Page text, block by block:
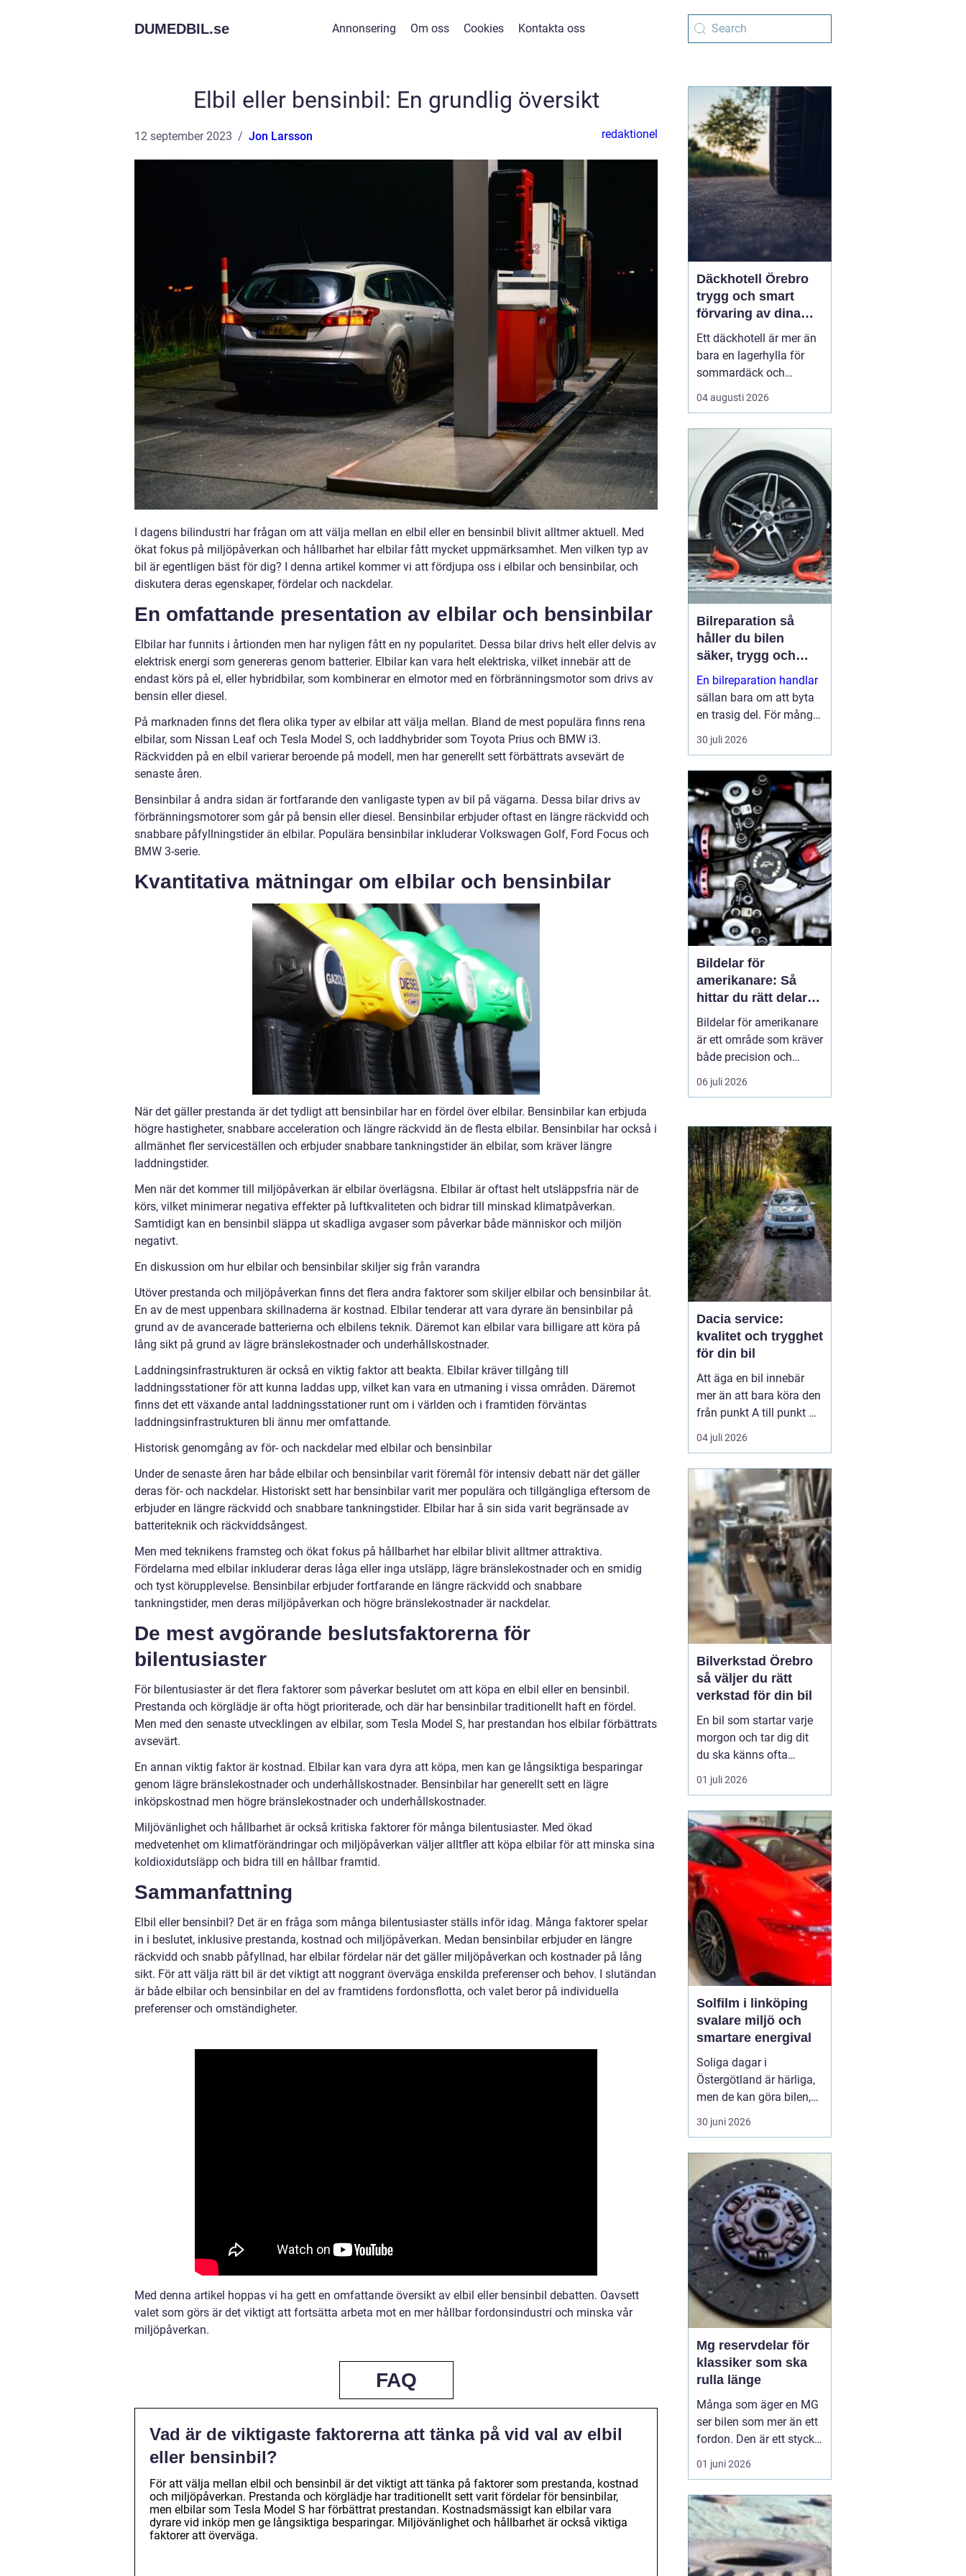
DUMEDBIL.se Annonsering Om oss Cookies Kontakta oss
Elbil eller bensinbil: En grundlig översikt
12 september 2023 Jon Larsson redaktionel
I dagens bilindustri har frågan om att välja mellan en elbil eller en bensinbil blivit alltmer aktuell. Med
ökat fokus på miljöpåverkan och hållbarhet har elbilar fått mycket uppmärksamhet. Men vilken typ av
bil är egentligen bäst för dig? I denna artikel kommer vi att fördjupa oss i elbilar och bensinbilar, och
diskutera deras egenskaper, fördelar och nackdelar.
En omfattande presentation av elbilar och bensinbilar
Elbilar har funnits i årtionden men har nyligen fått en ny popularitet. Dessa bilar drivs helt eller delvis av
elektrisk energi som genereras genom batterier. Elbilar kan vara helt elektriska, vilket innebär att de
endast körs på el, eller hybridbilar, som kombinerar en elmotor med en förbränningsmotor som drivs av
bensin eller diesel.
På marknaden finns det flera olika typer av elbilar att välja mellan. Bland de mest populära finns rena
elbilar, som Nissan Leaf och Tesla Model S, och laddhybrider som Toyota Prius och BMW i3.
Räckvidden på en elbil varierar beroende på modell, men har generellt sett förbättrats avsevärt de
senaste åren.
Bensinbilar å andra sidan är fortfarande den vanligaste typen av bil på vägarna. Dessa bilar drivs av
förbränningsmotorer som går på bensin eller diesel. Bensinbilar erbjuder oftast en längre räckvidd och
snabbare påfyllningstider än elbilar. Populära bensinbilar inkluderar Volkswagen Golf, Ford Focus och
BMW 3-serie.
Kvantitativa mätningar om elbilar och bensinbilar
När det gäller prestanda är det tydligt att bensinbilar har en fördel över elbilar. Bensinbilar kan erbjuda
högre hastigheter, snabbare acceleration och längre räckvidd än de flesta elbilar. Bensinbilar har också i
allmänhet fler serviceställen och erbjuder snabbare tankningstider än elbilar, som kräver längre
laddningstider.
Men när det kommer till miljöpåverkan är elbilar överlägsna. Elbilar är oftast helt utsläppsfria när de
körs, vilket minimerar negativa effekter på luftkvaliteten och bidrar till minskad klimatpåverkan.
Samtidigt kan en bensinbil släppa ut skadliga avgaser som påverkar både människor och miljön
negativt.
En diskussion om hur elbilar och bensinbilar skiljer sig från varandra
Utöver prestanda och miljöpåverkan finns det flera andra faktorer som skiljer elbilar och bensinbilar åt.
En av de mest uppenbara skillnaderna är kostnad. Elbilar tenderar att vara dyrare än bensinbilar på
grund av de avancerade batterierna och elbilens teknik. Däremot kan elbilar vara billigare att köra på
lång sikt på grund av lägre bränslekostnader och underhållskostnader.
Laddningsinfrastrukturen är också en viktig faktor att beakta. Elbilar kräver tillgång till
laddningsstationer för att kunna laddas upp, vilket kan vara en utmaning i vissa områden. Däremot
finns det ett växande antal laddningsstationer runt om i världen och i framtiden förväntas
laddningsinfrastrukturen bli ännu mer omfattande.
Historisk genomgång av för- och nackdelar med elbilar och bensinbilar
Under de senaste åren har både elbilar och bensinbilar varit föremål för intensiv debatt när det gäller
deras för- och nackdelar. Historiskt sett har bensinbilar varit mer populära och tillgängliga eftersom de
erbjuder en längre räckvidd och snabbare tankningstider. Elbilar har å sin sida varit begränsade av
batteriteknik och räckviddsångest.
Men med teknikens framsteg och ökat fokus på hållbarhet har elbilar blivit alltmer attraktiva.
Fördelarna med elbilar inkluderar deras låga eller inga utsläpp, lägre bränslekostnader och en smidig
och tyst körupplevelse. Bensinbilar erbjuder fortfarande en längre räckvidd och snabbare
tankningstider, men deras miljöpåverkan och högre bränslekostnader är nackdelar.
De mest avgörande beslutsfaktorerna för
bilentusiaster
För bilentusiaster är det flera faktorer som påverkar beslutet om att köpa en elbil eller en bensinbil.
Prestanda och körglädje är ofta högt prioriterade, och där har bensinbilar traditionellt haft en fördel.
Men med den senaste utvecklingen av elbilar, som Tesla Model S, har prestandan hos elbilar förbättrats
avsevärt.
En annan viktig faktor är kostnad. Elbilar kan vara dyra att köpa, men kan ge långsiktiga besparingar
genom lägre bränslekostnader och underhållskostnader. Bensinbilar har generellt sett en lägre
inköpskostnad men högre bränslekostnader och underhållskostnader.
Miljövänlighet och hållbarhet är också kritiska faktorer för många bilentusiaster. Med ökad
medvetenhet om klimatförändringar och miljöpåverkan väljer alltfler att köpa elbilar för att minska sina
koldioxidutsläpp och bidra till en hållbar framtid.
Sammanfattning
Elbil eller bensinbil? Det är en fråga som många bilentusiaster ställs inför idag. Många faktorer spelar
in i beslutet, inklusive prestanda, kostnad och miljöpåverkan. Medan bensinbilar erbjuder en längre
räckvidd och snabb påfyllnad, har elbilar fördelar när det gäller miljöpåverkan och kostnader på lång
sikt. För att välja rätt bil är det viktigt att noggrant överväga enskilda preferenser och behov. I slutändan
är både elbilar och bensinbilar en del av framtidens fordonsflotta, och valet beror på individuella
preferenser och omständigheter.
Med denna artikel hoppas vi ha gett en omfattande översikt av elbil eller bensinbil debatten. Oavsett
valet som görs är det viktigt att fortsätta arbeta mot en mer hållbar fordonsindustri och minska vår
miljöpåverkan.
FAQ
Vad är de viktigaste faktorerna att tänka på vid val av elbil
eller bensinbil?
För att välja mellan elbil och bensinbil är det viktigt att tänka på faktorer som prestanda, kostnad
och miljöpåverkan. Prestanda och körglädje har traditionellt sett varit fördelar för bensinbilar,
men elbilar som Tesla Model S har förbättrat prestandan. Kostnadsmässigt kan elbilar vara
dyrare vid inköp men ge långsiktiga besparingar. Miljövänlighet och hållbarhet är också viktiga
faktorer att överväga.
Däckhotell Örebro
trygg och smart
förvaring av dina
hjul
Ett däckhotell är mer än
bara en lagerhylla för
sommardäck och
vinterdäck. För bilägare i
Örebro kan rätt förvaring
säkra mil på vägen och
onödigt slitage som
leder till dyra byten i
förtid. När däcken
förvaras professionellt
f...
04 augusti 2026
Bilreparation så
håller du bilen
säker, trygg och
ekonomisk
En bilreparation handlar
sällan bara om att byta
en trasig del. För många
bilägare är bilen en
förutsättning för
fritid och alla måsten
däremellan. När bilen
krå...
30 juli 2026
Bildelar för
amerikanare: Så
hittar du rätt delar
till din USA-bil
Bildelar för amerikanare
är ett område som kräver
både precision och
modellkännedom,
särskilt när det gäller
entusiastfordon. Många
svenska bilägare
uppskattar klassis...
06 juli 2026
Dacia service:
kvalitet och trygghet
för din bil
Att äga en bil innebär
mer än att bara köra den
från punkt A till punkt B.
Det handlar om
underhåll och service för
långsiktiga prestanda
och värde. För Dacia-ä...
04 juli 2026
Bilverkstad Örebro
så väljer du rätt
verkstad för din bil
En bil som startar varje
morgon och tar dig dit
du ska känns ofta
självklar. Men bakom
varje problemfri körning
service, noggrann
felsökning och ibland
snabba reparationer. För
bilägare i Örebro blir
valet av verkstad därför
en vik...
01 juli 2026
Solfilm i linköping
svalare miljö och
smartare energival
Soliga dagar i
Östergötland är härliga,
men de kan göra bilen,
bostaden eller kontoret
varma och bländande.
därför på solfilm
Linköpingsom ett enkelt
sätt att få svalka, ...
30 juni 2026
Mg reservdelar för
klassiker som ska
rulla länge
Många som äger en MG
ser bilen som mer än ett
fordon. Den är ett stycke
brittisk bilhistoria, en
hobby och ibland nästan
en äldre MG ska hållas i
gång, eller byggas upp
från grunden, spelar
valet av reservdelar stor
01 juni 2026